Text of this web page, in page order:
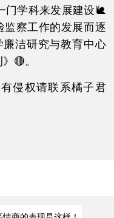
门学科来发展建设🐌
察工作的发展而逐
洁研究与教育中心
🔴。
侵权请联系橘子君